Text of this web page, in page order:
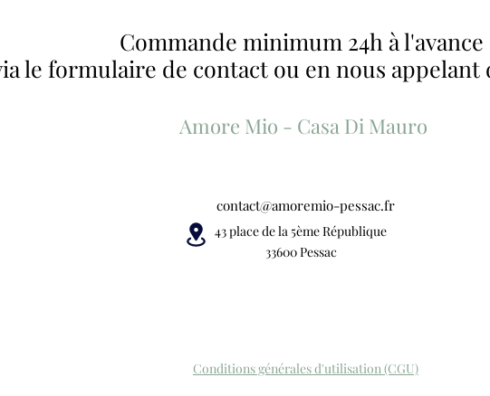
Commande minimum 24h à l'avance
le formulaire de contact ou en nous
Amore Mio - Casa Di Mauro
contact@amoremio-pessac.fr
43 place de la 5ème République
33600 Pessac
Conditions générales d'utilisation (CGU)